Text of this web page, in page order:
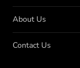
About Us
Contact Us